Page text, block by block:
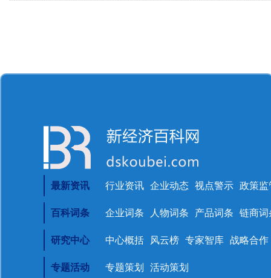
最新资讯 行业资讯 企业动态 视点警示 政策监
百科词条 企业词条 人物词条 产品词条 链商词
研究中心 中心概括 风云榜 专家智库 战略合作
专题活动 专题策划 活动策划